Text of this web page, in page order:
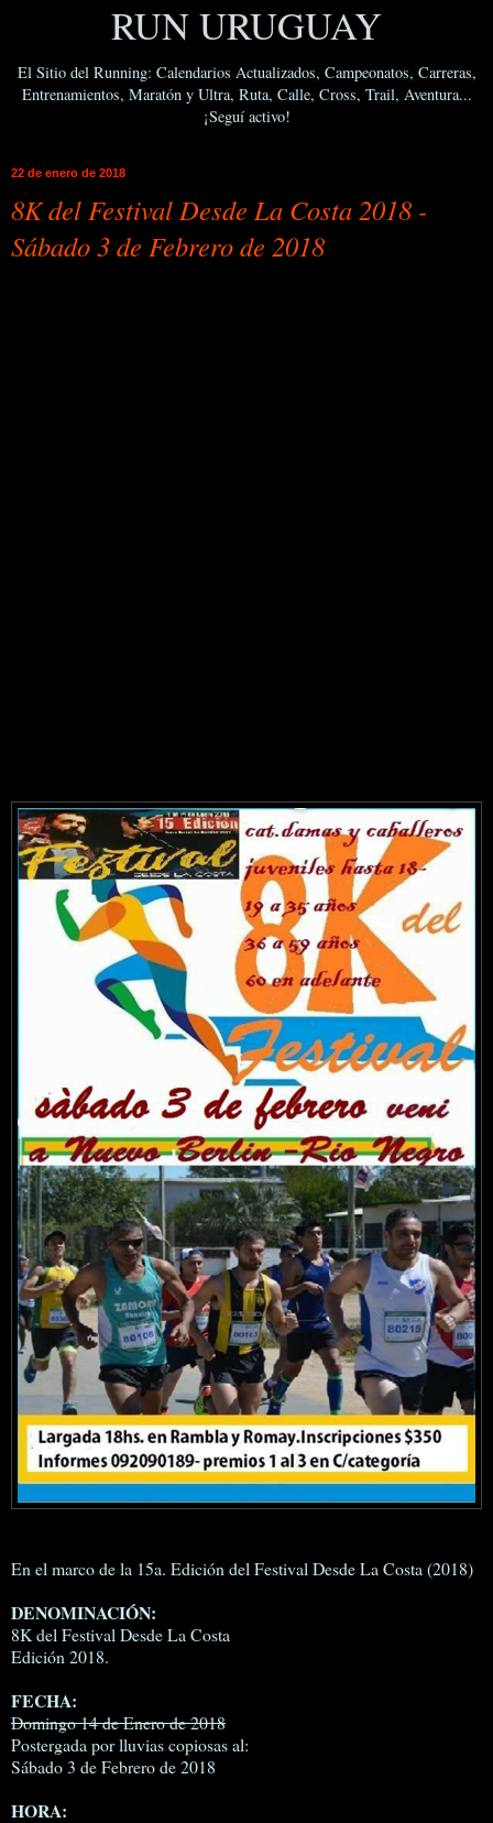
RUN URUGUAY
El Sitio del Running: Calendarios Actualizados, Campeonatos, Carreras,
Entrenamientos, Maratón y Ultra, Ruta, Calle, Cross, Trail, Aventura...
¡Seguí activo!
22 de enero de 2018
8K del Festival Desde La Costa 2018 -
Sábado 3 de Febrero de 2018
En el marco de la 15a. Edición del Festival Desde La Costa (2018)
DENOMINACIÓN:
8K del Festival Desde La Costa
Edición 2018.
FECHA:
Domingo 14 de Enero de 2018
Postergada por lluvias copiosas al:
Sábado 3 de Febrero de 2018
HORA: